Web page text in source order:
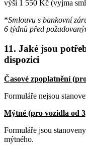
výši 1 550 Kč (vyjma
*Smlouvu s bankovní
6 týdnů před
11. Jaké jsou
dispozici
Časové zpoplatnění
Formuláře nejsou
Mýtné (pro vozidla od
Formuláře jsou
mýtného.